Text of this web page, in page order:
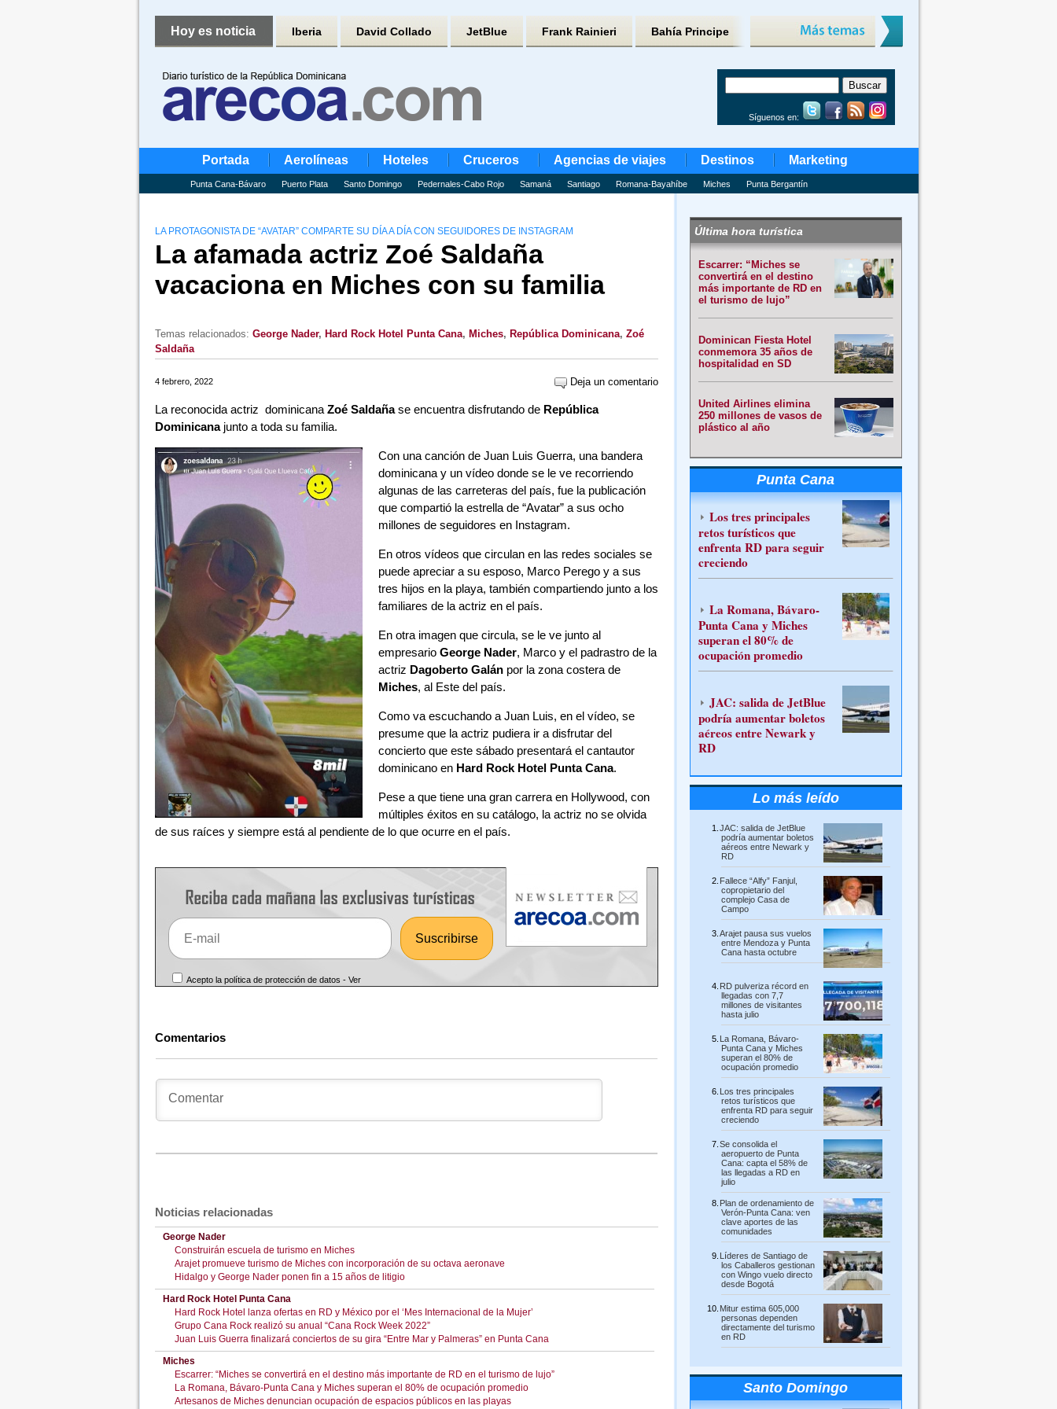
Hoy es noticia Iberia David Collado JetBlue Frank Rainieri Bahía Principe
Síguenos en:
Portada Aerolíneas Hoteles Cruceros Agencias de viajes Destinos Marketing
Punta Cana-Bávaro Puerto Plata Santo Domingo Pedernales-Cabo Rojo Samaná Santiago Romana-Bayahíbe Miches Punta Bergantín
LA PROTAGONISTA DE “AVATAR” COMPARTE SU DÍA A DÍA CON SEGUIDORES DE INSTAGRAM
La afamada actriz Zoé Saldaña
vacaciona en Miches con su familia
Temas relacionados: George Nader, Hard Rock Hotel Punta Cana, Miches, República Dominicana, Zoé
Saldaña
4 febrero, 2022 Deja un comentario
La reconocida actriz dominicana Zoé Saldañase encuentra disfrutando de República
Dominicanajunto a toda su familia.
Con una canción de Juan Luis Guerra, una bandera
dominicana y un vídeo donde se le ve recorriendo
algunas de las carreteras del país, fue la publicación
que compartió la estrella de “Avatar” a sus ocho
millones de seguidores en Instagram.
En otros vídeos que circulan en las redes sociales se
puede apreciar a su esposo, Marco Perego y a sus
tres hijos en la playa, también compartiendo junto a los
familiares de la actriz en el país.
En otra imagen que circula, se le ve junto al
empresario George Nader, Marco y el padrastro de la
actriz Dagoberto Galánpor la zona costera de
Miches, al Este del país.
Como va escuchando a Juan Luis, en el vídeo, se
presume que la actriz pudiera ir a disfrutar del
concierto que este sábado presentará el cantautor
dominicano en Hard Rock Hotel Punta Cana.
Pese a que tiene una gran carrera en Hollywood, con
múltiples éxitos en su catálogo, la actriz no se olvida
de sus raíces y siempre está al pendiente de lo que ocurre en el país.
Acepto la política de protección de datos -Ver
Comentarios
Noticias relacionadas
George Nader
Construirán escuela de turismo en Miches
Arajet promueve turismo de Miches con incorporación de su octava aeronave
Hidalgo y George Nader ponen fin a 15 años de litigio
Hard Rock Hotel Punta Cana
Hard Rock Hotel lanza ofertas en RD y México por el ‘Mes Internacional de la Mujer’
Grupo Cana Rock realizó su anual “Cana Rock Week 2022”
Juan Luis Guerra finalizará conciertos de su gira “Entre Mar y Palmeras” en Punta Cana
Miches
Escarrer: “Miches se convertirá en el destino más importante de RD en el turismo de lujo”
La Romana, Bávaro-Punta Cana y Miches superan el 80% de ocupación promedio
Artesanos de Miches denuncian ocupación de espacios públicos en las playas
Última hora turística
Escarrer: “Miches se
convertirá en el destino
más importante de RD en
el turismo de lujo”
Dominican Fiesta Hotel
conmemora 35 años de
hospitalidad en SD
United Airlines elimina
250 millones de vasos de
plástico al año
Punta Cana
Los tres principales
retos turísticos que
enfrenta RD para seguir
creciendo
La Romana, Bávaro-
Punta Cana y Miches
superan el 80% de
ocupación promedio
JAC: salida de JetBlue
podría aumentar boletos
aéreos entre Newark y
RD
Lo más leído
JAC: salida de JetBlue
podría aumentar boletos
aéreos entre Newark y
RD
Fallece “Alfy” Fanjul,
copropietario del
complejo Casa de
Campo
Arajet pausa sus vuelos
entre Mendoza y Punta
Cana hasta octubre
RD pulveriza récord en
llegadas con 7,7
millones de visitantes
hasta julio
La Romana, Bávaro-
Punta Cana y Miches
superan el 80% de
ocupación promedio
Los tres principales
retos turísticos que
enfrenta RD para seguir
creciendo
Se consolida el
aeropuerto de Punta
Cana: capta el 58% de
las llegadas a RD en
julio
Plan de ordenamiento de
Verón-Punta Cana: ven
clave aportes de las
comunidades
Líderes de Santiago de
los Caballeros gestionan
con Wingo vuelo directo
desde Bogotá
Mitur estima 605,000
personas dependen
directamente del turismo
en RD
Santo Domingo